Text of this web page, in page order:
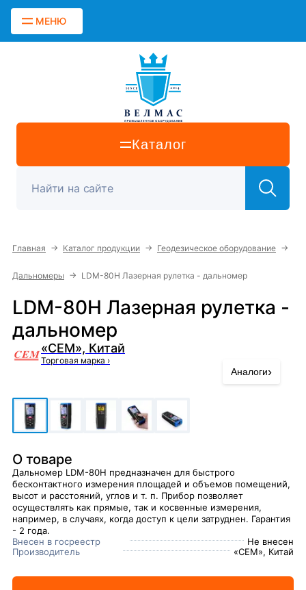
МЕНЮ
Каталог
Главная → Каталог продукции → Геодезическое оборудование →
Дальномеры → LDM-80H Лазерная рулетка - дальномер
LDM-80H Лазерная рулетка -
дальномер
«CEM», Китай
Торговая марка ›
Аналоги›
О товаре
Дальномер LDM-80H предназначен для быстрого
бесконтактного измерения площадей и объемов помещений,
высот и расстояний, углов и т. п. Прибор позволяет
осуществлять как прямые, так и косвенные измерения,
например, в случаях, когда доступ к цели затруднен. Гарантия
- 2 года.
Внесен в госреестр
Не внесен
Производитель
«CEM», Китай